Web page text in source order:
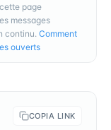
page
messages
continu. Comment
ouverts
COPIA LINK